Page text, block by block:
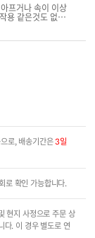
프거나 속이 이상
로, 배송기간은3일
로 확인 가능합니다.
현지 사정으로 주문 상
다. 이 경우 별도로 연